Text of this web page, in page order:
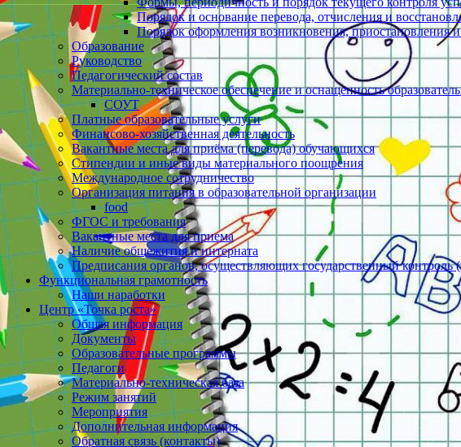
Порядок и основание перевода, отчисления и
Порядок оформления возникновения,
Образование
Руководство
Педагогический состав
Материально-техническое обеспечение и оснащенность
СОУТ
Платные образовательные услуги
Финансово-хозяйственная деятельность
Вакантные места для приёма (перевода) обучающихся
Стипендии и иные виды материального поощрения
Международное сотрудничество
Организация питания в образовательной организации
food
ФГОС и требования
Вакантные места для приема
Наличие общежития и интерната
Предписания органов, осуществляющих государственный контроль
Функциональная грамотность
Наши наработки
Центр «Точка роста»
Общая информация
Документы
Образовательные программы
Педагоги
Материально-техническая база
Режим занятий
Мероприятия
Дополнительная информация
Обратная связь (контакты)